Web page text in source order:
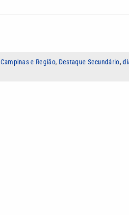
Campinas e Região, Destaque Secundário,